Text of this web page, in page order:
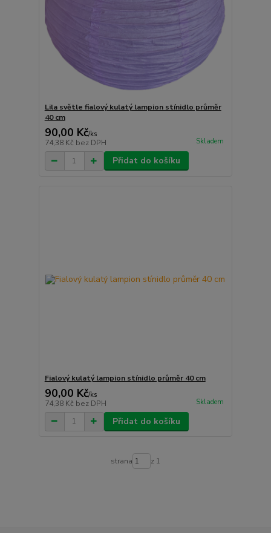
Lila světle fialový kulatý lampion stínidlo průměr
40 cm
90,00 Kč/ks
74,38 Kč bez DPH Skladem
Přidat do košíku
Fialový kulatý lampion stínidlo průměr 40 cm
90,00 Kč/ks
74,38 Kč bez DPH Skladem
Přidat do košíku
strana z 1